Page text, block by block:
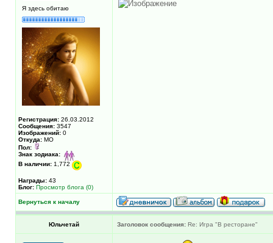
Я здесь обитаю
Регистрация: 26.03.2012
Сообщения: 3547
Изображений: 0
Откуда: МО
Пол:
Знак зодиака:
В наличии: 1,772
Награды: 43
Блог: Просмотр блога (0)
Вернуться к началу
Юльчетай Заголовок сообщения: Re: Игра "В ресторане"